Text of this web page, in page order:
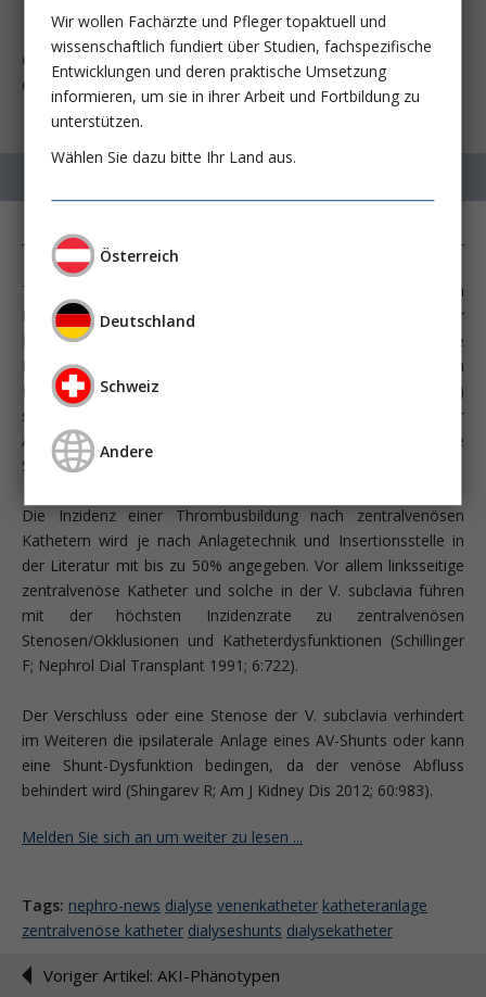
J Vasc Interv Radiol 2020; 31:1654-1660.e1
Gallieni M, Matoussevitch V, Steinke T, Ebner A, Brunkwall S,
Cariati M, Gallo S, Reindl-Schwaighofer R, et al.
Trotz aller Bemühungen, eine zeitgerechte Anlage von
Hämodialyseshunts zu erzielen, wird bei einer Mehrheit der
PatientInnen mit terminaler Niereninsuffizienz die
Nierenersatztherapie mittels eines zentralvenösen
Hämodialysekatheters initiiert. Zentralvenöse Katheter (ZVK)
sind dabei sowohl mit frühen Komplikationen im Rahmen der
Anlage, Infektionen, aber auch mit chronischen Problemen wie
Stenosen und Verschlüssen der zentralen Venen assoziiert.
Die Inzidenz einer Thrombusbildung nach zentralvenösen
Kathetern wird je nach Anlagetechnik und Insertionsstelle in
der Literatur mit bis zu 50% angegeben. Vor allem linksseitige
zentralvenöse Katheter und solche in der V. subclavia führen
mit der höchsten Inzidenzrate zu zentralvenösen
Stenosen/Okklusionen und Katheterdysfunktionen (Schillinger
F; Nephrol Dial Transplant 1991; 6:722).
Der Verschluss oder eine Stenose der V. subclavia verhindert
im Weiteren die ipsilaterale Anlage eines AV-Shunts oder kann
eine Shunt-Dysfunktion bedingen, da der venöse Abfluss
behindert wird (Shingarev R; Am J Kidney Dis 2012; 60:983).
Melden Sie sich an um weiter zu lesen ...
Tags: nephro-news dialyse venenkatheter katheteranlage
zentralvenöse katheter dialyseshunts dialysekatheter
Voriger Artikel: AKI-Phänotypen
Wir wollen Fachärzte und Pfleger topaktuell und
wissenschaftlich fundiert über Studien, fachspezifische
Entwicklungen und deren praktische Umsetzung
informieren, um sie in ihrer Arbeit und Fortbildung zu
unterstützen.
Wählen Sie dazu bitte Ihr Land aus.
Österreich
Deutschland
Schweiz
Andere